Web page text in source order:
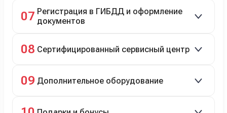
07 Регистрация в ГИБДД и оформление
документов
08 Сертифицированный сервисный центр
технический ремонт.
09 Дополнительное оборудование